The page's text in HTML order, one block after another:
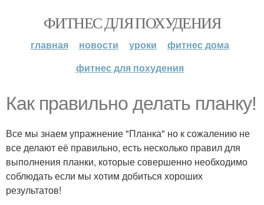
ФИТНЕС ДЛЯ ПОХУДЕНИЯ
главная новости уроки
фитнес дома
фитнес для похудения
Как правильно делать планку!
Все мы знаем упражнение "Планка" но к сожалению не
все делают её правильно, есть несколько правил для
выполнения планки, которые совершенно необходимо
соблюдать если мы хотим добиться хороших
результатов!